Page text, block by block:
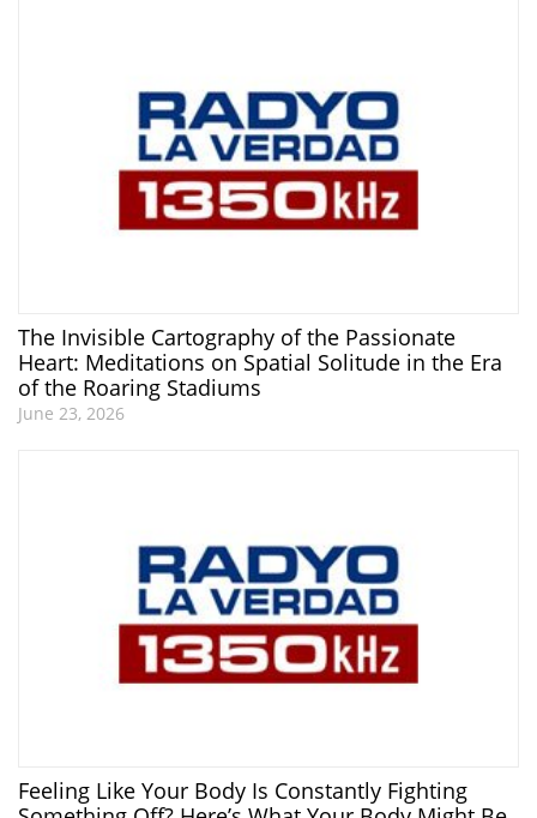
The Invisible Cartography of the Passionate
Heart: Meditations on Spatial Solitude in the Era
of the Roaring Stadiums
June 23, 2026
Feeling Like Your Body Is Constantly Fighting